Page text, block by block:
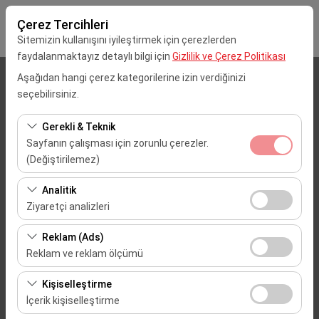
Çerez Tercihleri
Sitemizin kullanışını iyileştirmek için çerezlerden
faydalanmaktayız detaylı bilgi için Gizlilik ve Çerez Politikası
Aşağıdan hangi çerez kategorilerine izin verdiğinizi
seçebilirsiniz.
Gerekli & Teknik
Sayfanın çalışması için zorunlu çerezler.
(Değiştirilemez)
Bu çerezler sitenin doğru şekilde çalışması, güvenlik,
oturum yönetimi ve temel işlevler için gereklidir. Devre
dışı bırakılamaz.
Analitik
Ziyaretçi analizleri
Bu çerezler, sitemizin nasıl kullanıldığını (ziyaretçi sayısı,
en çok ziyaret edilen sayfalar, kullanıcı davranışları)
analiz etmemizi sağlar. Bu veriler, web sitesi
performansını ölçmek ve kullanıcı deneyimini sürekli
iyileştirmek için kullanılır.
Reklam (Ads)
Reklam ve reklam ölçümü
Bu çerezler, size ilgi alanlarınıza uygun kişiselleştirilmiş
reklamlar göstermemize ve reklam kampanyalarımızın
etkinliğini (gösterim sayısı, tıklama oranı) ölçmemize
Kişiselleştirme
İçerik kişiselleştirme
Alış Lokasyonu
Mersin Çukurova Uluslararası Havalimanı (Dış Hatlar)
Aracı farklı bir lokasyona bırakacağım
Alış Tarih & Saat
Bırakış Tarih & Saat